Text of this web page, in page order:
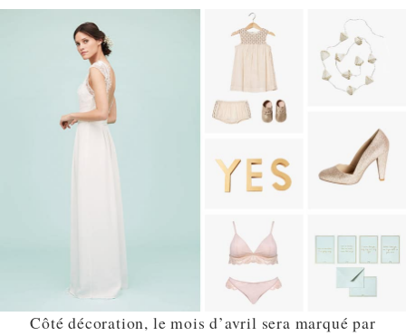
Côté décoration, le mois d’avril sera marqué par